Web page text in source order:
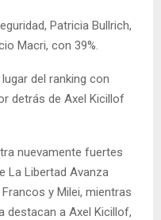
Patricia Bullrich,
Macri, con 39%.
del ranking con
detrás de Axel Kicillof
nuevamente fuertes
La Libertad Avanza
y Milei, mientras
destacan a Axel Kicillof,